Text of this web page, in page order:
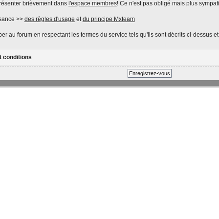
brièvement dans l'espace membres! Ce n'est pas obligé mais plus
>> des règles d'usage etdu principe Mxteam
au forum en respectant les termes du service tels qu'ils sont décrits ci-dessus
conditions